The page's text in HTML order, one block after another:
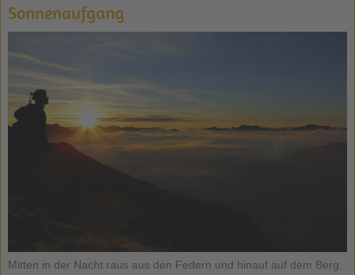
Sonnenaufgang
Mitten in der Nacht raus aus den Federn und hinauf auf dem Berg.